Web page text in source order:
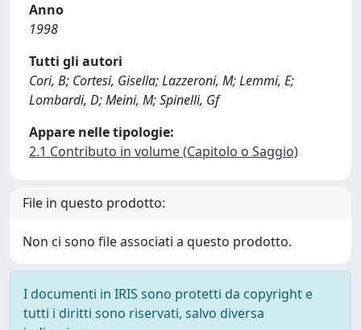
Anno
1998
Tutti gli autori
Cori, B; Cortesi, Gisella; Lazzeroni, M; Lemmi, E;
Lombardi, D; Meini, M; Spinelli, Gf
Appare nelle tipologie:
2.1 Contributo in volume (Capitolo o Saggio)
File in questo prodotto:
Non ci sono file associati a questo prodotto.
I documenti in IRIS sono protetti da copyright e
tutti i diritti sono riservati, salvo diversa